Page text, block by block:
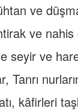
ve
ve
seyir ve
kâfirleri